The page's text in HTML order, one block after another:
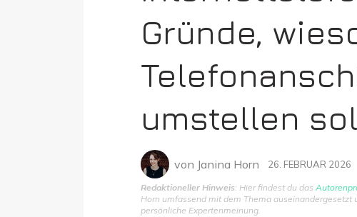
Gründe,
umstellen
von Janina Horn 26. FEBRUAR 2026
Redaktioneller Hinweis: Hier findest du das
Horn umfassend mit dem Thema auseinandergesetzt
persönliche Expertenmeinung.